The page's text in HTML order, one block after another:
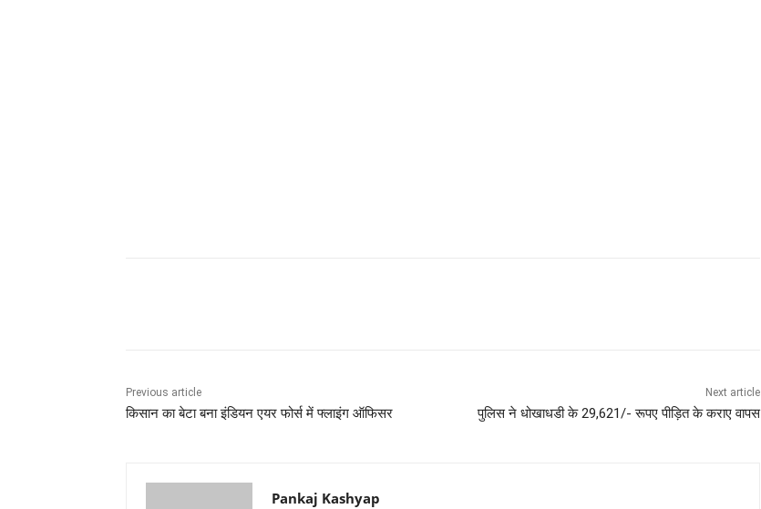
Previous article
किसान का बेटा बना इंडियन एयर फोर्स में फ्लाइंग ऑफिसर
Next article
पुलिस ने धोखाधडी के 29,621/- रूपए पीड़ित के कराए वापस
Pankaj Kashyap